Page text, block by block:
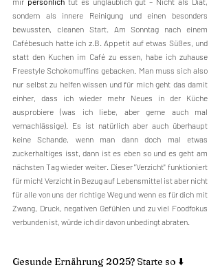
sondern als innere Reinigung und einen besonders
bewussten, cleanen Start. Am Sonntag nach einem
Cafébesuch hatte ich z.B. Appetit auf etwas Süßes, und
statt den Kuchen im Café zu essen, habe ich zuhause
Freestyle Schokomuffins gebacken. Man muss sich also
nur selbst zu helfen wissen und für mich geht das damit
einher, dass ich wieder mehr Neues in der Küche
ausprobiere (was ich liebe, aber gerne auch mal
vernachlässige). Es ist natürlich aber auch überhaupt
keine Schande, wenn man dann doch mal etwas
zuckerhaltiges isst, dann ist es eben so und es geht am
nächsten Tag wieder weiter. Dieser "Verzicht" funktioniert
für mich! Verzicht in Bezug auf Lebensmittel ist aber nicht
für alle von uns der richtige Weg und wenn es für dich mit
Zwang, Druck, negativen Gefühlen und zu viel Foodfokus
verbunden ist, würde ich dir davon unbedingt abraten.
Gesunde Ernährung 2025? Starte so ⬇️